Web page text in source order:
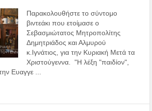
Παρακολουθήστε το σύντομο
βιντεάκι που ετοίμασε ο
Σεβασμιώτατος Μητροπολίτης
Δημητριάδος και Αλμυρού
κ.Ιγνάτιος, για την Κυριακή Μετά τα
Χριστούγεννα. "Η λέξη "παιδίον",
Ευαγγε ...